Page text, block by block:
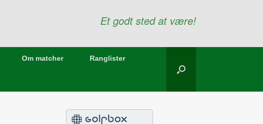
Et godt sted at være!
Om matcher Ranglister